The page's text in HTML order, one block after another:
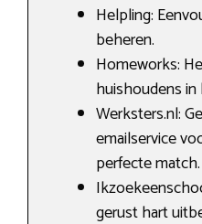
Helpling:
beheren.
Homeworks:
huishoudens in
Werksters.nl:
emailservice
perfecte match.
gerust hart